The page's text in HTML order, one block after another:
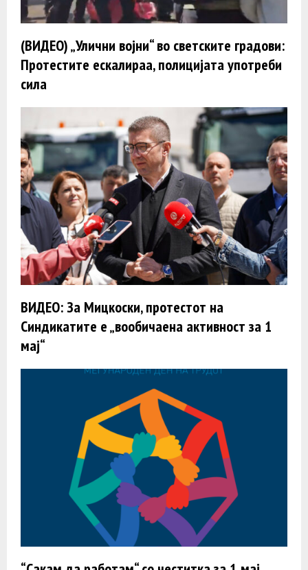
(ВИДЕО) „Улични војни“ во светските градови:
Протестите ескалираа, полицијата употреби
сила
ВИДЕО: За Мицкоски, протестот на
Синдикатите е „вообичаена активност за 1
мај“